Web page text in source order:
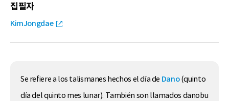
집필자
KimJongdae
Se refiere a los talismanes hechos el día de Dano(quinto
día del quinto mes lunar). También son llamados danobu